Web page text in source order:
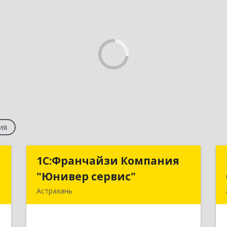
1С:Франчайзи Компания
"Юнивер сервис"
Астрахань
1С:Франчайзи Компания
"Юнивер сервис"